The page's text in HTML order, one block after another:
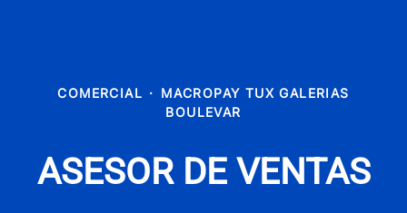
COMERCIAL · MACROPAY TUX GALERIAS
BOULEVAR
ASESOR DE VENTAS